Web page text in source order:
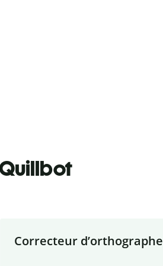
Correcteur d’orthographe